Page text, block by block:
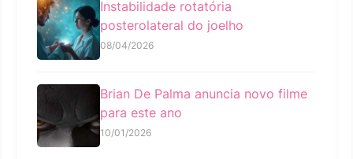
Instabilidade rotatória
posterolateral do joelho
08/04/2026
Brian De Palma anuncia novo filme
para este ano
10/01/2026